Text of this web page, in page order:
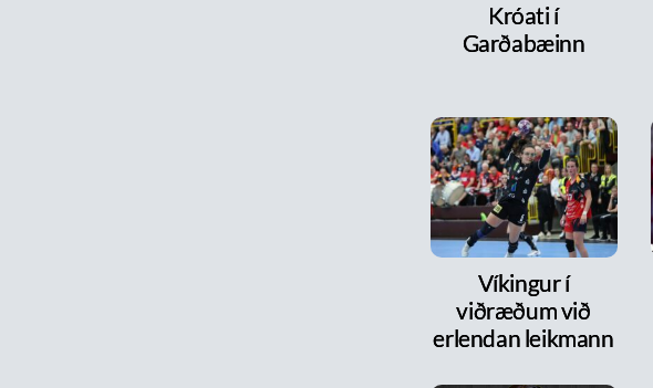
Króati í
Garðabæinn
Víkingur í
viðræðum við
erlendan leikmann